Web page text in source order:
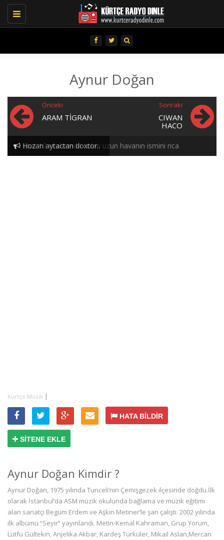
Toggle
navigation
Aynur Doğan
Önceki
ARAM TIGRAN
Sonraki
CIWAN
HACO
Hozan aytactan doxtor..
Kürtçe Müzik |
HATA BİLDİR
SİTENE EKLE
Aynur Doğan Kimdir ?
Aynur Doğan, 1975 yılında Tunceli’nin Çemişgezek ilçesinde doğdu.İlk
olarak İstanbul’da ASM müzik okulunda bağlama ve müzik eğitimi
alan sanatçı Begüm Erdem ve Aşkın Metiner’le şan çalıştı. 2002 yılında
ilk albümü “Seyir” yayınlandı. Metin-Kemal Kahraman, Grup Yorum,
Lütfü Gültekin, Anjelika Akbar, Kardeş Türküler, Mikail Aslan,Mercan